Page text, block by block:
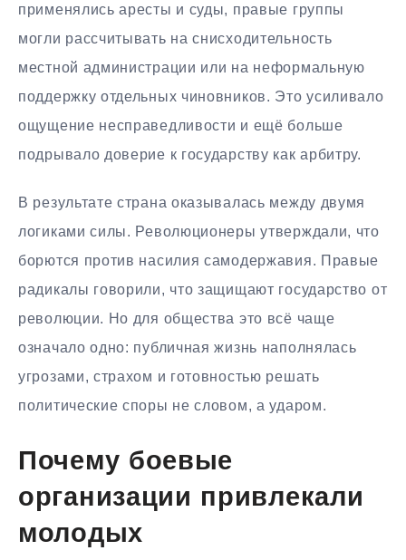
применялись аресты и суды, правые группы
могли рассчитывать на снисходительность
местной администрации или на неформальную
поддержку отдельных чиновников. Это усиливало
ощущение несправедливости и ещё больше
подрывало доверие к государству как арбитру.
В результате страна оказывалась между двумя
логиками силы. Революционеры утверждали, что
борются против насилия самодержавия. Правые
радикалы говорили, что защищают государство от
революции. Но для общества это всё чаще
означало одно: публичная жизнь наполнялась
угрозами, страхом и готовностью решать
политические споры не словом, а ударом.
Почему боевые
организации привлекали
молодых